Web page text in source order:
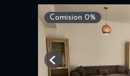
Comision 0%
Previous